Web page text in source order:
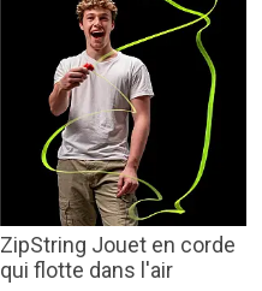
ZipString Jouet en corde
qui flotte dans l'air